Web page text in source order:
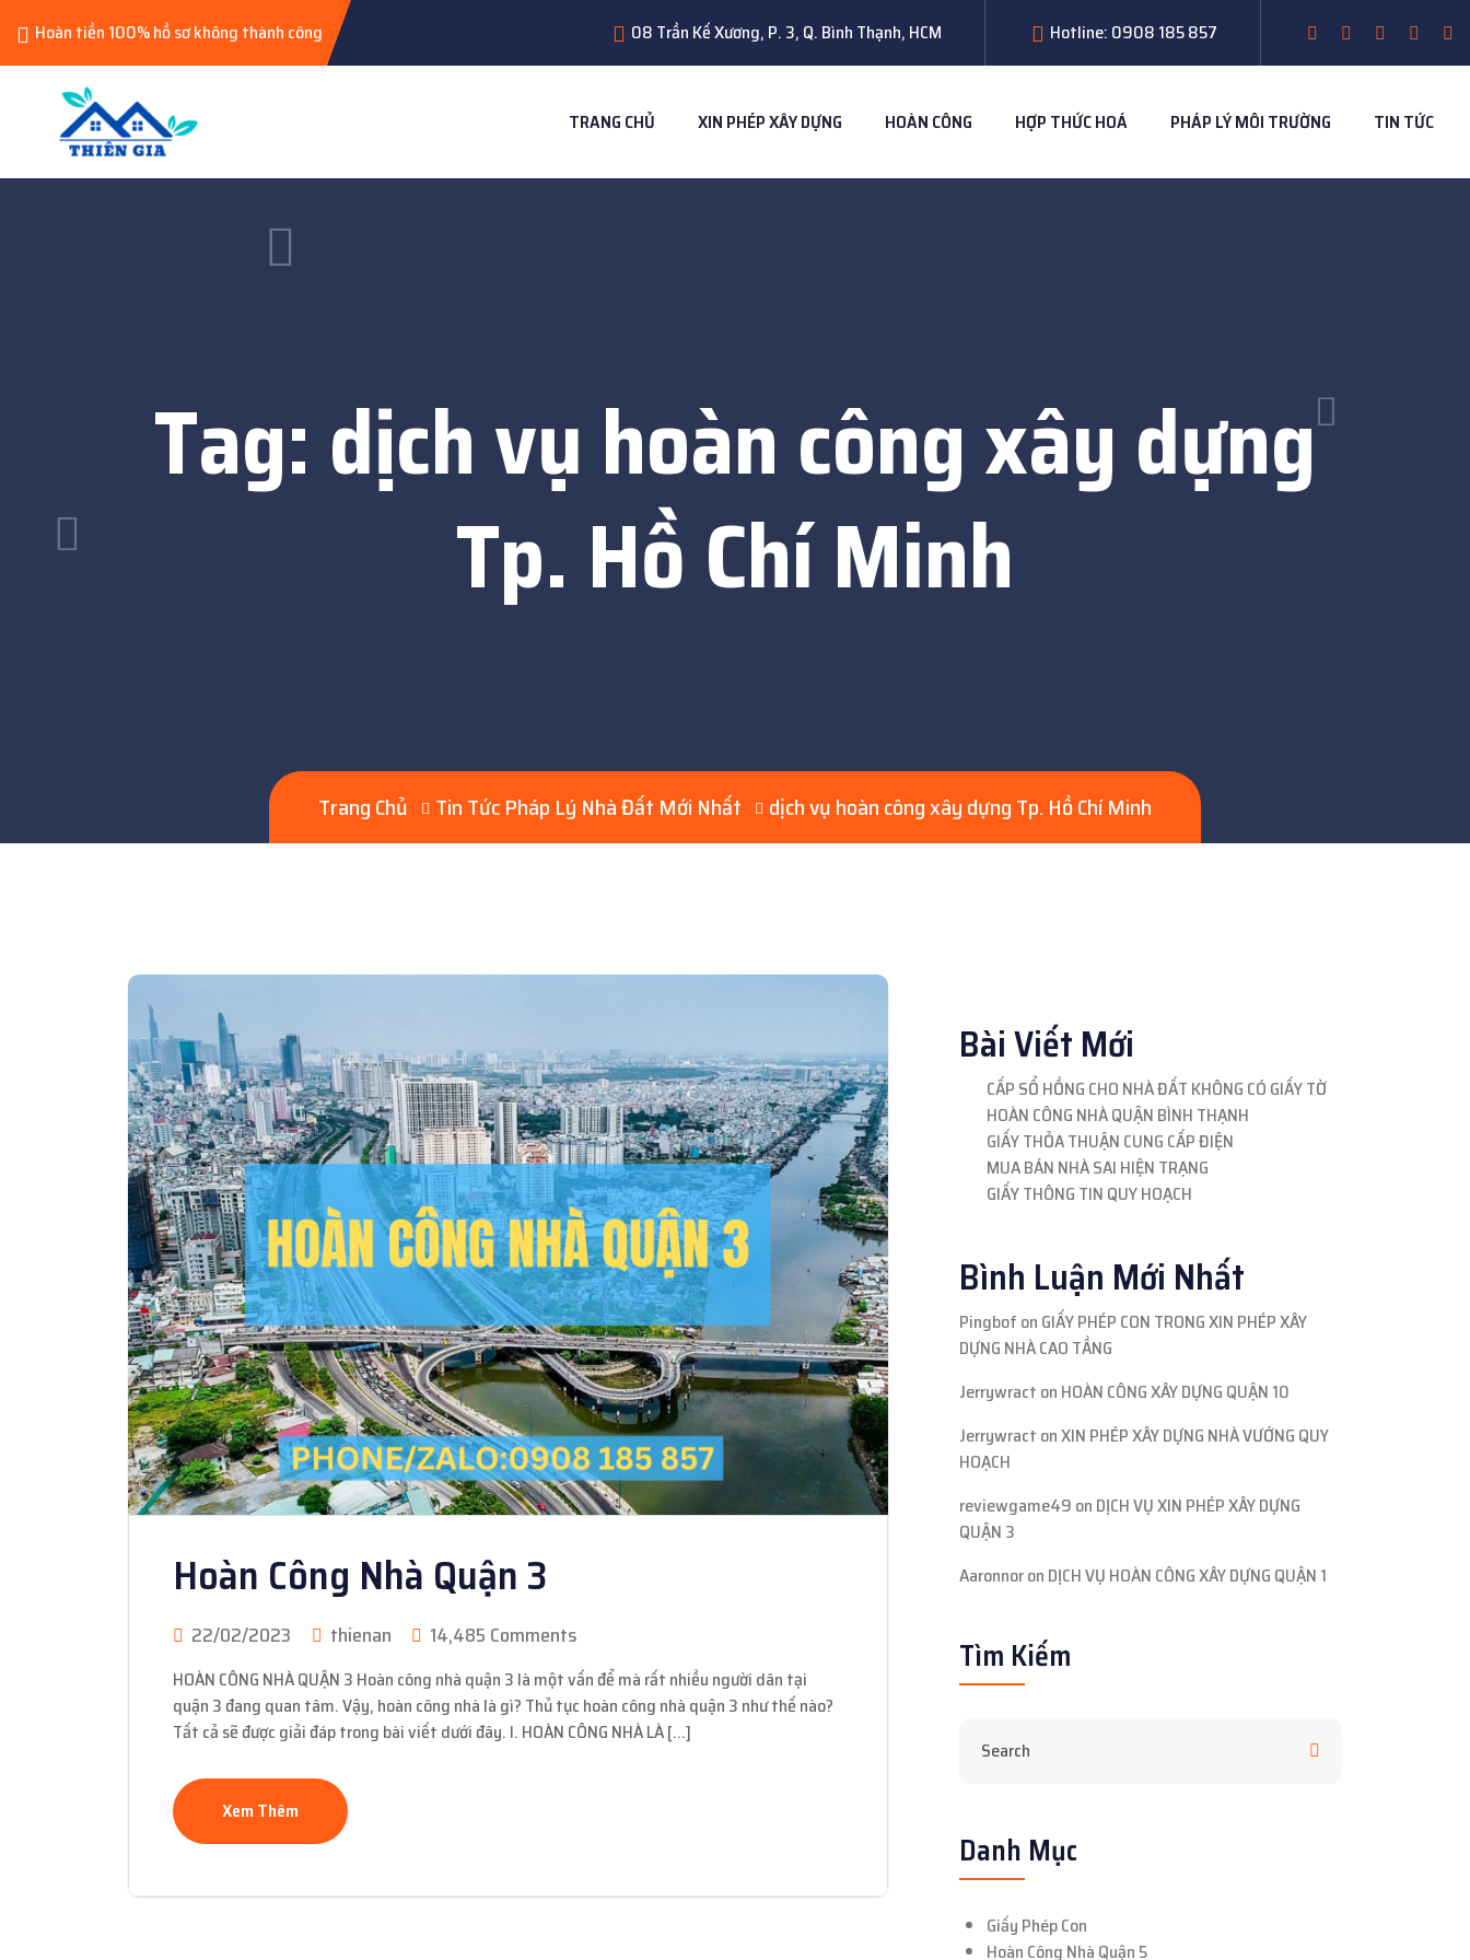
Hoàn tiền 100% hồ sơ không thành công 08 Trần Kế Xương, P. 3, Q. Bình Thạnh, HCM Hotline: 0908 185 857
TRANG CHỦ XIN PHÉP XÂY DỰNG HOÀN CÔNG HỢP THỨC HOÁ PHÁP LÝ MÔI TRƯỜNG TIN TỨC
Tag:dịch vụ hoàn công xây dựng
Tp. Hồ Chí Minh
Trang Chủ Tin Tức Pháp Lý Nhà Đất Mới Nhất dịch vụ hoàn công xây dựng Tp. Hồ Chí Minh
Hoàn Công Nhà Quận 3
22/02/2023 thienan 14,485 Comments
HOÀN CÔNG NHÀ QUẬN 3 Hoàn công nhà quận 3 là một vấn để mà rất nhiều người dân tại
quận 3 đang quan tâm. Vậy, hoàn công nhà là gì? Thủ tục hoàn công nhà quận 3 như thế nào?
Tất cả sẽ được giải đáp trong bài viết dưới đây. I. HOÀN CÔNG NHÀ LÀ […]
Xem Thêm
Bài Viết Mới
CẤP SỔ HỒNG CHO NHÀ ĐẤT KHÔNG CÓ GIẤY TỜ
HOÀN CÔNG NHÀ QUẬN BÌNH THẠNH
GIẤY THỎA THUẬN CUNG CẤP ĐIỆN
MUA BÁN NHÀ SAI HIỆN TRẠNG
GIẤY THÔNG TIN QUY HOẠCH
Bình Luận Mới Nhất
Pingbof on GIẤY PHÉP CON TRONG XIN PHÉP XÂY
DỰNG NHÀ CAO TẦNG
Jerrywract on HOÀN CÔNG XÂY DỰNG QUẬN 10
Jerrywract onXIN PHÉP XÂY DỰNG NHÀ VƯỚNG QUY
HOẠCH
reviewgame49 on DỊCH VỤ XIN PHÉP XÂY DỰNG
QUẬN 3
Aaronnoron DỊCH VỤ HOÀN CÔNG XÂY DỰNG QUẬN 1
Tìm Kiếm
Danh Mục
Giấy Phép Con
Hoàn Công Nhà Quận 5